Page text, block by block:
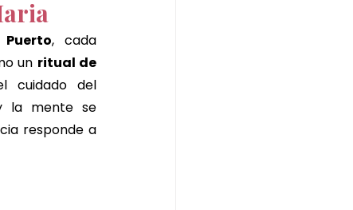
, cada
un ritual de
cuidado del
la mente se
responde a